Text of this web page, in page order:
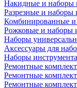
Накидные и наборы
Разрезные и наборы
Комбинированные
Рожковые и наборы
Наборы
Аксессуары для
Наборы
Ремонтные
Ремонтные
Ремонтные